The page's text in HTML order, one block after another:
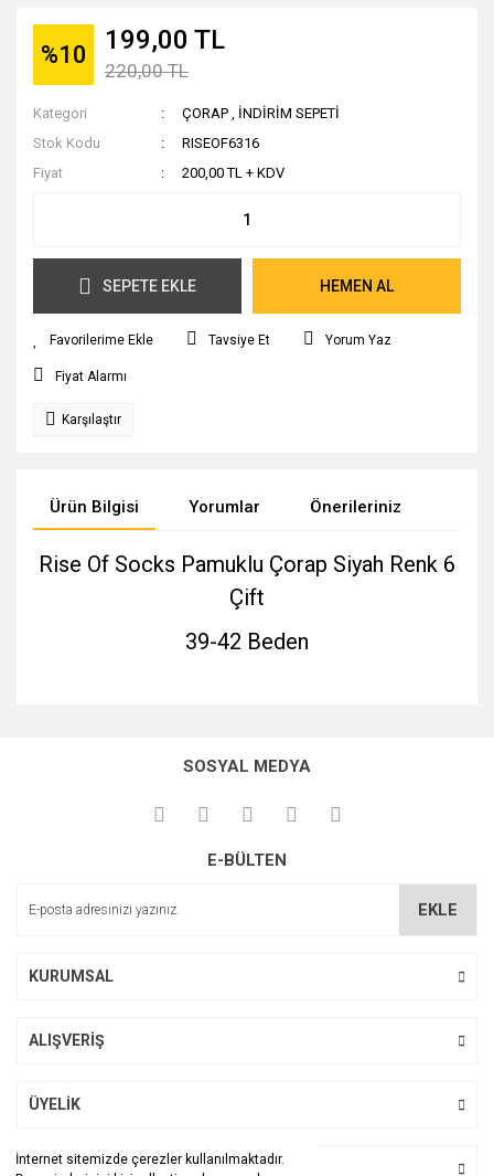
İnternet sitemizde çerezler kullanılmaktadır.
%10 199,00 TL
220,00 TL
Kategori ÇORAP , İNDİRİM SEPETİ
Stok Kodu
RISEOF6316
Fiyat
200,00 TL + KDV
SEPETE EKLE HEMEN AL
Tavsiye Et Yorum Yaz
Fiyat Alarmı
Karşılaştır
Ürün Bilgisi Yorumlar Önerileriniz
Rise Of Socks Pamuklu Çorap Siyah Renk 6
Çift
39-42 Beden
kullanarak tarafımıza iletebilirsiniz.
Görüş ve önerileriniz için teşekkür ederiz.
Ürün açıklamasında eksik bilgiler bulunuyor.
SOSYAL MEDYA
E-BÜLTEN
EKLE
KURUMSAL
ALIŞVERİŞ
ÜYELİK
BİZİ TAKİP EDİN